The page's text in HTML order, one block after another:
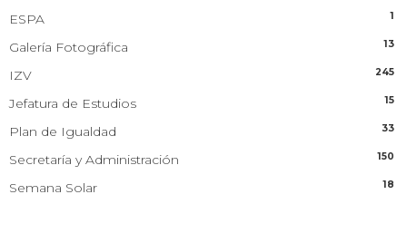
ESPA 1
Galería Fotográfica 13
IZV 245
Jefatura de Estudios 15
Plan de Igualdad 33
Secretaría y Administración 150
Semana Solar 18